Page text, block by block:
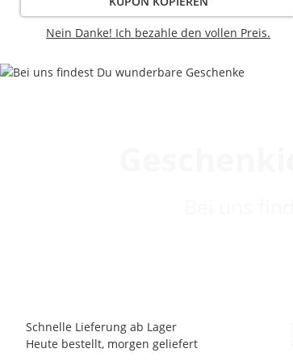
Nein Danke! Ich bezahle den vollen Preis.
Schnelle Lieferung ab Lager
Heute bestellt, morgen geliefert